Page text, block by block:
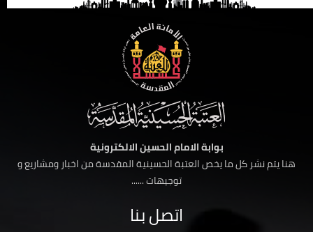
بوابة الامام الحسين الالكترونية
هنا يتم نشر كل ما يخص العتبة الحسينية المقدسة من اخبار ومشاريع و
توجيهات ......
اتصل بنا